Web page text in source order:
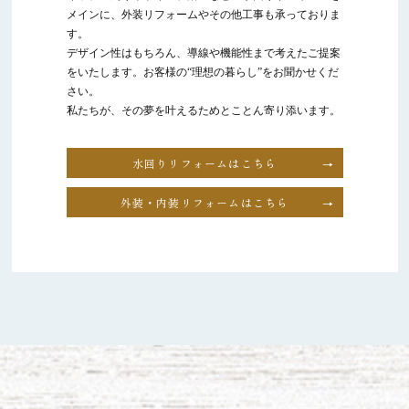
メインに、外装リフォームやその他工事も承っておりま
す。
デザイン性はもちろん、導線や機能性まで考えたご提案
をいたします。お客様の“理想の暮らし”をお聞かせくだ
さい。
私たちが、その夢を叶えるためとことん寄り添います。
水回りリフォームはこちら
外装・内装リフォームはこちら